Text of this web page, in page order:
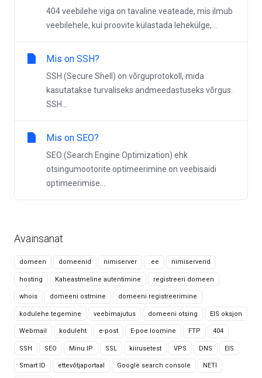
Avainsanat
domeen domeenid nimiserver .ee nimiserverid
hosting Kaheastmeline autentimine registreeri domeen
whois domeeni ostmine domeeni registreerimine
kodulehe tegemine veebimajutus domeeni otsing EIS oksjon
Webmail koduleht e-post E-poe loomine FTP 404
SSH SEO Minu IP SSL kiirusetest VPS DNS EIS
Smart ID ettevõtjaportaal Google search console NETI
404 veebilehe viga on tavaline veateade, mis ilmub
veebilehele, kui proovite külastada lehekülge,...
Mis on SSH?
SSH (Secure Shell) on võrguprotokoll, mida
kasutatakse turvaliseks andmeedastuseks võrgus.
SSH...
Mis on SEO?
SEO (Search Engine Optimization) ehk
otsingumootorite optimeerimine on veebisaidi
optimeerimise...